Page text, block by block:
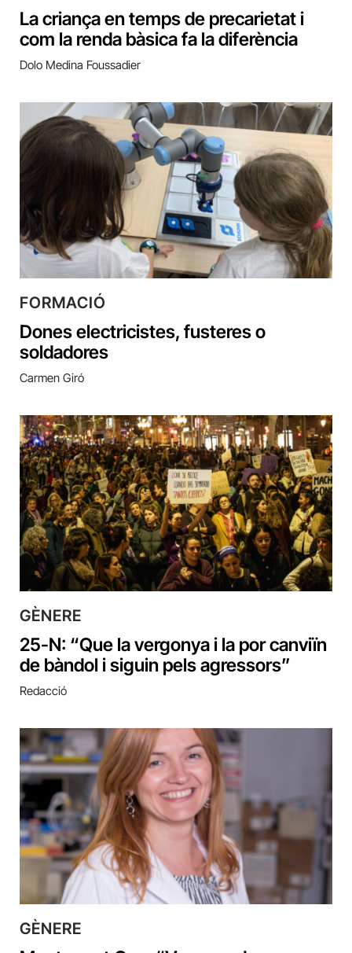
La criança en temps de precarietat i
com la renda bàsica fa la diferència
Dolo Medina Foussadier
FORMACIÓ
Dones electricistes, fusteres o
soldadores
Carmen Giró
GÈNERE
25-N: “Que la vergonya i la por canviïn
de bàndol i siguin pels agressors”
Redacció
GÈNERE